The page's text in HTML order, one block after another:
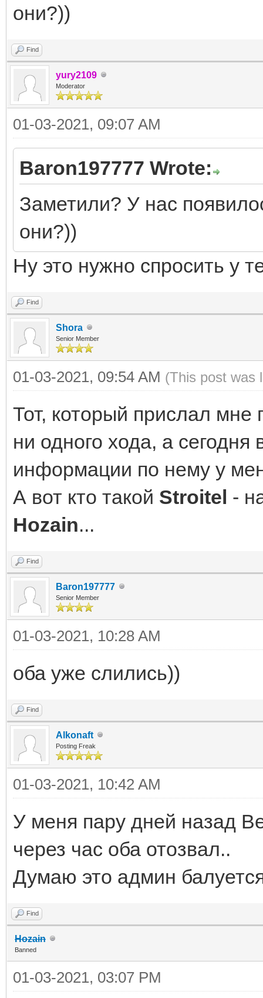
они?))
Find
yury2109
Moderator
01-03-2021, 09:07 AM
Baron197777 Wrote:
Заметили? У нас
они?))
Ну это нужно спросить у
Find
Shora
Senior Member
01-03-2021, 09:54 AM (This post was
Тот, который прислал
ни одного хода, а
информации по нему у
А вот кто такой Stroitel -
Hozain...
Find
Baron197777
Senior Member
01-03-2021, 10:28 AM
оба уже слились))
Find
Alkonaft
Posting Freak
01-03-2021, 10:42 AM
У меня пару дней назад
через час оба отозвал..
Думаю это админ
Find
Hozain
Banned
01-03-2021, 03:07 PM